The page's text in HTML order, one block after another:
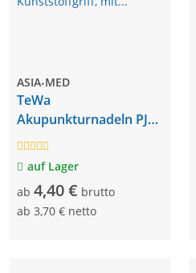
ASIA-MED
TeWa
Akupunkturnadeln PJ
Typ, Kunststoffgriff, mit
Führrohr
auf Lager
ab 4,40 € brutto
ab 3,70 € netto